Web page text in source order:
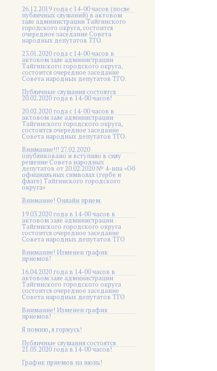
26.12.2019 года с 14-00 часов (после
публичных слушаний) в актовом
зале администрации Тайгинского
городского округа, состоится
очередное заседание Совета
народных депутатов ТГО.
23.01.2020 года с 14-00 часов в
актовом зале администрации
Тайгинского городского округа,
состоится очередное заседание
Совета народных депутатов ТГО.
Публичные слушания состоятся
20.02.2020 года в 14-00 часов!
20.02.2020 года с 14-00 часов в
актовом зале администрации
Тайгинского городского округа,
состоится очередное заседание
Совета народных депутатов ТГО.
Внимание!!! 27.02.2020
опубликовано и вступило в силу
решение Совета народных
депутатов от 20.02.2020 № 4-нпа «Об
официальных символах (гербе и
флаге) Тайгинского городского
округа»
Внимание! Онлайн прием.
19.03.2020 года в 14-00 часов в
актовом зале администрации
Тайгинского городского округа
состоится очередное заседание
Совета народных депутатов ТГО
Внимание! Изменен график
приемов!
16.04.2020 года в 14-00 часов в
актовом зале администрации
Тайгинского городского округа
состоится очередное заседание
Совета народных депутатов ТГО
Внимание! Изменен график
приемов!
Я помню, я горжусь!
Публичные слушания состоятся
21.05.2020 года в 14-00 часов!
График приемов на июнь!